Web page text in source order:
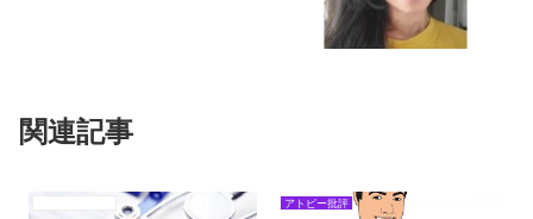
関連記事
アトピー批評